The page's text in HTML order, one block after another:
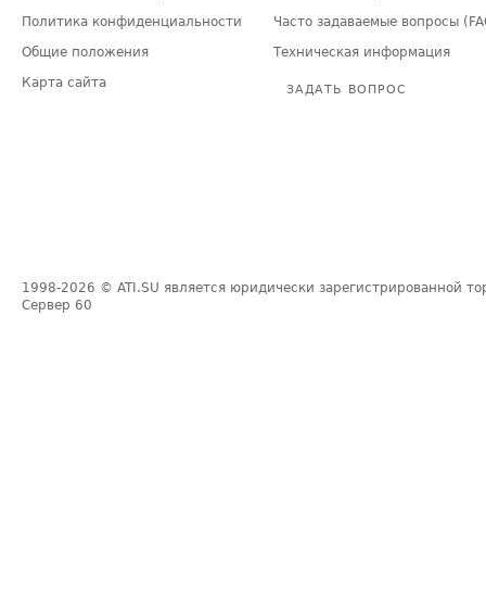
Политика конфиденциальности
Общие положения
Карта сайта
Часто задаваемые вопросы
Техническая информация
ЗАДАТЬ ВОПРОС
1998-2026 © ATI.SU является юридически зарегистрированной
Сервер 60